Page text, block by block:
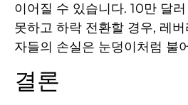
이어질 수 있습니다. 10만 달
못하고 하락 전환할 경우, 레
자들의 손실은 눈덩이처럼 불
결론